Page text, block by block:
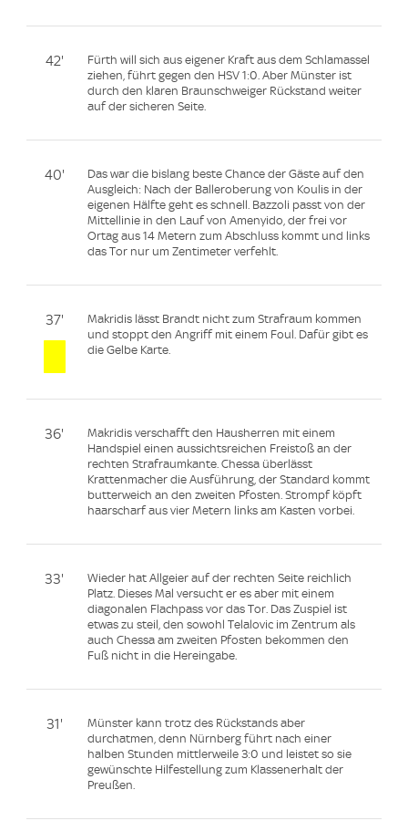
42'
Fürth will sich aus eigener Kraft aus dem Schlamassel
ziehen, führt gegen den HSV 1:0. Aber Münster ist
durch den klaren Braunschweiger Rückstand weiter
auf der sicheren Seite.
40'
Das war die bislang beste Chance der Gäste auf den
Ausgleich: Nach der Balleroberung von Koulis in der
eigenen Hälfte geht es schnell. Bazzoli passt von der
Mittellinie in den Lauf von Amenyido, der frei vor
Ortag aus 14 Metern zum Abschluss kommt und links
das Tor nur um Zentimeter verfehlt.
37'
Makridis lässt Brandt nicht zum Strafraum kommen
und stoppt den Angriff mit einem Foul. Dafür gibt es
die Gelbe Karte.
36'
Makridis verschafft den Hausherren mit einem
Handspiel einen aussichtsreichen Freistoß an der
rechten Strafraumkante. Chessa überlässt
Krattenmacher die Ausführung, der Standard kommt
butterweich an den zweiten Pfosten. Strompf köpft
haarscharf aus vier Metern links am Kasten vorbei.
33'
Wieder hat Allgeier auf der rechten Seite reichlich
Platz. Dieses Mal versucht er es aber mit einem
diagonalen Flachpass vor das Tor. Das Zuspiel ist
etwas zu steil, den sowohl Telalovic im Zentrum als
auch Chessa am zweiten Pfosten bekommen den
Fuß nicht in die Hereingabe.
31'
Münster kann trotz des Rückstands aber
durchatmen, denn Nürnberg führt nach einer
halben Stunden mittlerweile 3:0 und leistet so sie
gewünschte Hilfestellung zum Klassenerhalt der
Preußen.